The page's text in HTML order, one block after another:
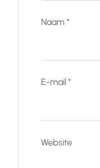
Naam*
E-mail*
Website